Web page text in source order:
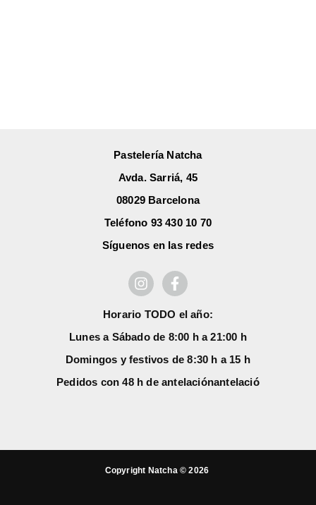
Pastelería Natcha
Avda. Sarriá, 45
08029 Barcelona
Teléfono 93 430 10 70
Síguenos en las redes
Horario TODO el año:
Lunes a Sábado de 8:00 h a 21:00 h
Domingos y festivos de 8:30 h a 15 h
Pedidos con 48 h de antelaciónantelació
Copyright Natcha © 2026